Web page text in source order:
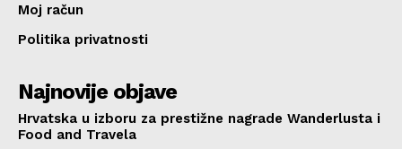
Moj račun
Politika privatnosti
Najnovije objave
Hrvatska u izboru za prestižne nagrade Wanderlusta i
Food and Travela